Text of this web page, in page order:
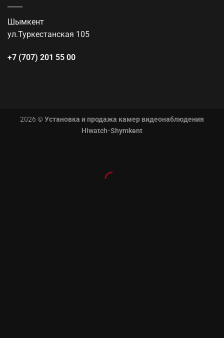
Шымкент
ул.Туркестанская 105
+7 (707) 201 55 00
2026 ©Установка и продажа камер видеонаблюдения
Hiwatch-Shymkent